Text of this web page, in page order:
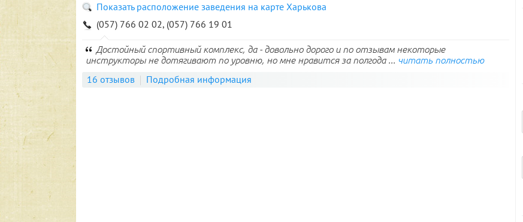
Показать расположение заведения на карте Харькова
(057) 766 02 02, (057) 766 19 01
Достойный спортивный комплекс, да - довольно дорого и по отзывам некоторые
инструкторы не дотягивают по уровню, но мне нравится за полгода ... читать полностью
16 отзывов Подробная информация